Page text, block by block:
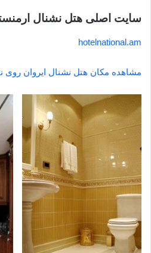
سایت اصلی هتل نشنال
hotelnational.am
مشاهده مکان هتل نشنال ایروان روی